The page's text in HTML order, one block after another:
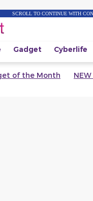
SCROLL TO CONTINUE WITH
Gadget Cyberlife
of the Month NEW